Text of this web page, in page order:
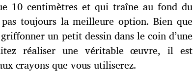
10 centimètres et qui traîne au fond du
toujours la meilleure option. Bien que
un petit dessin dans le coin d’une
réaliser une véritable œuvre, il est
crayons que vous utiliserez.